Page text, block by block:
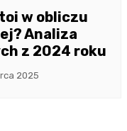
w obliczu
Analiza
z 2024 roku
2025